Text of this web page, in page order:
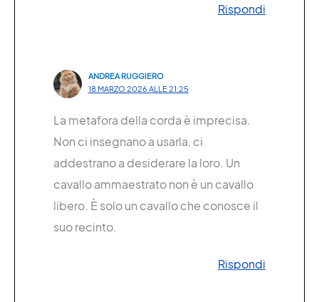
Rispondi
ANDREA RUGGIERO
18 MARZO 2026 ALLE 21:25
La metafora della corda è imprecisa.
Non ci insegnano a usarla, ci
addestrano a desiderare la loro. Un
cavallo ammaestrato non è un cavallo
libero. È solo un cavallo che conosce il
suo recinto.
Rispondi